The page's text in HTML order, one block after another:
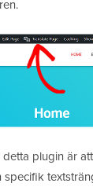
plugin är